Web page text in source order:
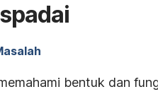
bentuk dan